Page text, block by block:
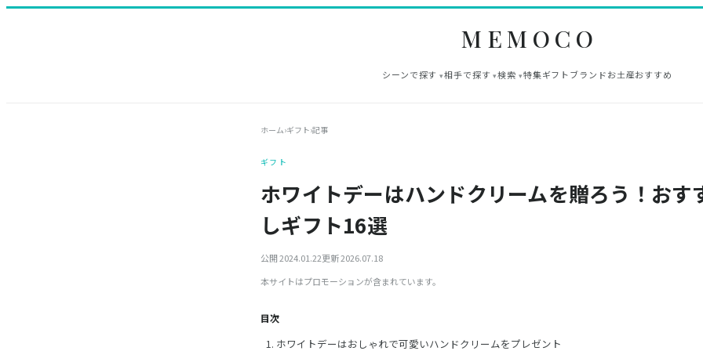
MEMOCO
シーンで探す 相手で探す 検索 特集ギフトブランドお土産おすすめ
ホーム›ギフト›記事
ギフト
ホワイトデーはハンドクリームを贈ろう！おす
しギフト16選
公開 2024.01.22更新 2026.07.18
本サイトはプロモーションが含まれています。
目次
ホワイトデーはおしゃれで可愛いハンドクリームをプレゼント